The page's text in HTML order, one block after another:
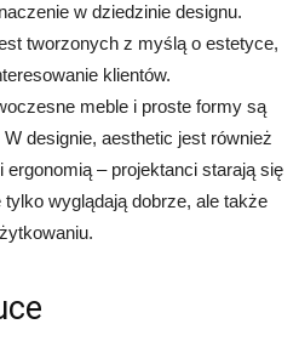
w dziedzinie designu.
tworzonych z myślą o estetyce,
klientów.
meble i proste formy są
designie, aesthetic jest również
– projektanci starają się
wyglądają dobrze, ale także